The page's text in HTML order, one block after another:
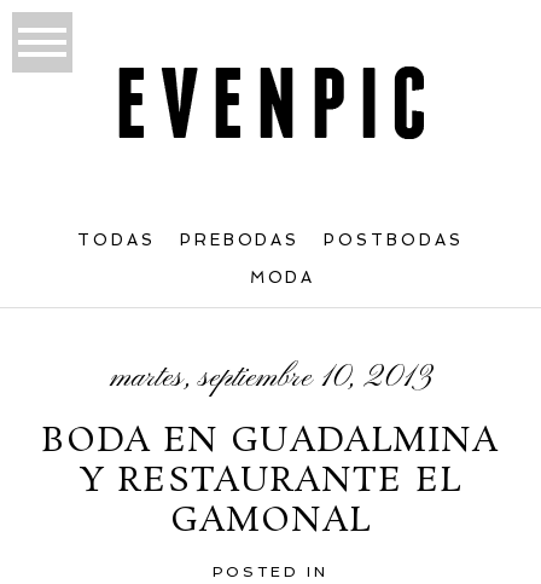
TODAS PREBODAS POSTBODAS
MODA
martes, septiembre 10, 2013
BODA EN GUADALMINA
Y RESTAURANTE EL
GAMONAL
POSTED IN